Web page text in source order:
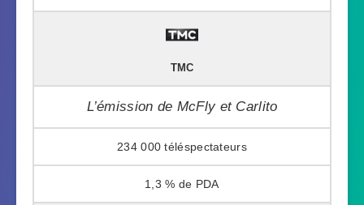
TMC
L’émission de McFly et Carlito
234 000
1,3 %